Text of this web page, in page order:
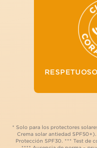
EL
DE
SOBRE
EVALUAR
DE
* Solo para los protectores
Crema solar antiedad
Protección SPF30. *** Test de